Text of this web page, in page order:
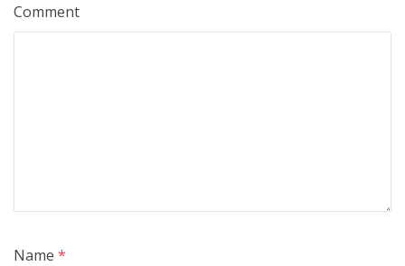
Comment
Name *